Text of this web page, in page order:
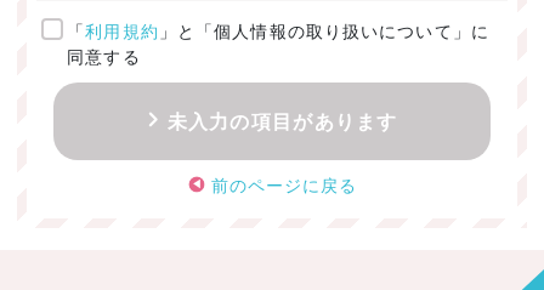
ご提供いただきました個人情報は、以下のためにのみ利用い
たします。
・お問い合わせに対する回答及び資料送付のご連絡
・当社のお客様向けサービスの提供
・本人確認
・サービスの開発・改善のための分析
「利用規約 」と「個人情報の取り扱いについて」に
同意する
未入力の項目があります
前のページに戻る